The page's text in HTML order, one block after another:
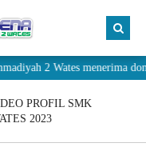
2 Wates menerima
PROFIL SMK
2023